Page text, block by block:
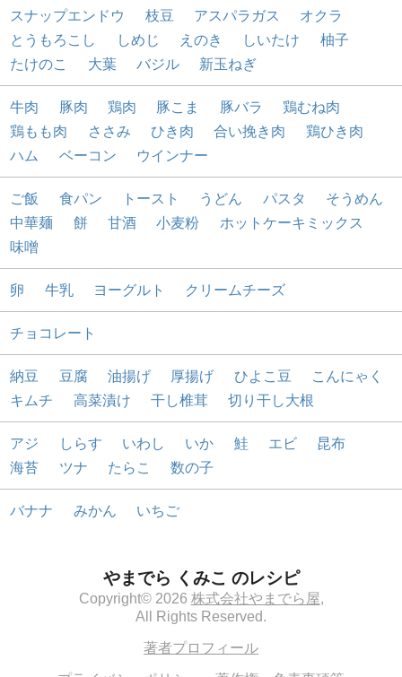
スナップエンドウ
枝豆 アスパラガス
オクラ
とうもろこし
しめじ えのき しいたけ
柚子
たけのこ
大葉 バジル 新玉ねぎ
牛肉 豚肉 鶏肉 豚こま 豚バラ
鶏むね肉
鶏もも肉
ささみ ひき肉 合い挽き肉
鶏ひき肉
ハム
ベーコン ウインナー
ご飯 食パン トースト うどん パスタ
そうめん
中華麺
餅 甘酒 小麦粉
ホットケーキミックス
味噌
卵 牛乳 ヨーグルト クリームチーズ
チョコレート
納豆 豆腐 油揚げ 厚揚げ ひよこ豆
こんにゃく
キムチ
高菜漬け 干し椎茸 切り干し大根
アジ しらす いわし いか 鮭 エビ
昆布
海苔
ツナ たらこ 数の子
バナナ みかん いちご
やまでら くみこ のレシピ
Copyright© 2026 株式会社やまでら屋,
All Rights Reserved.
著者プロフィール